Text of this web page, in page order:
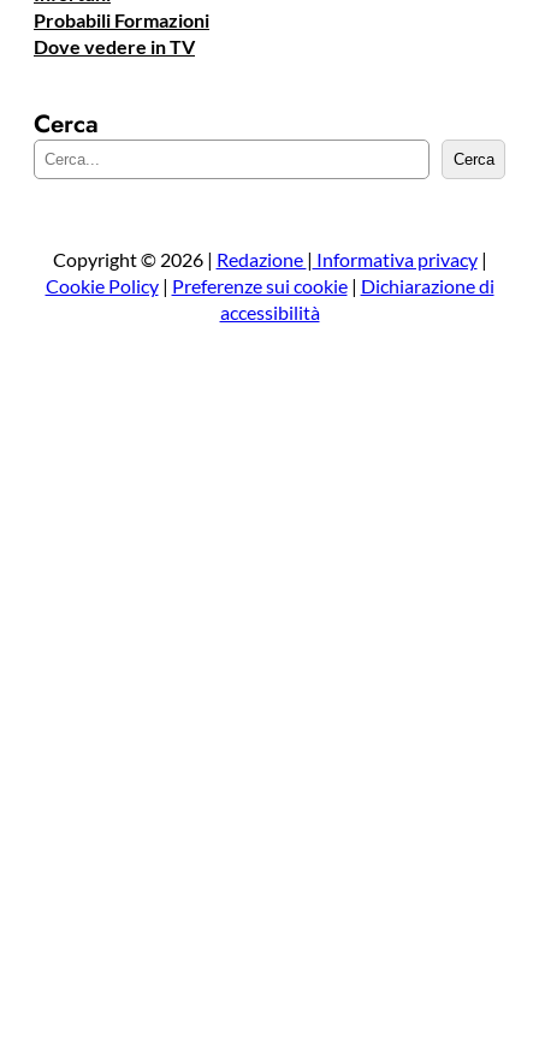
Probabili Formazioni
Dove vedere in TV
Cerca
e
a
Cerca
Copyright © 2026 | Redazione | Informativa privacy|
Cookie Policy| Preferenze sui cookie| Dichiarazione di
accessibilità